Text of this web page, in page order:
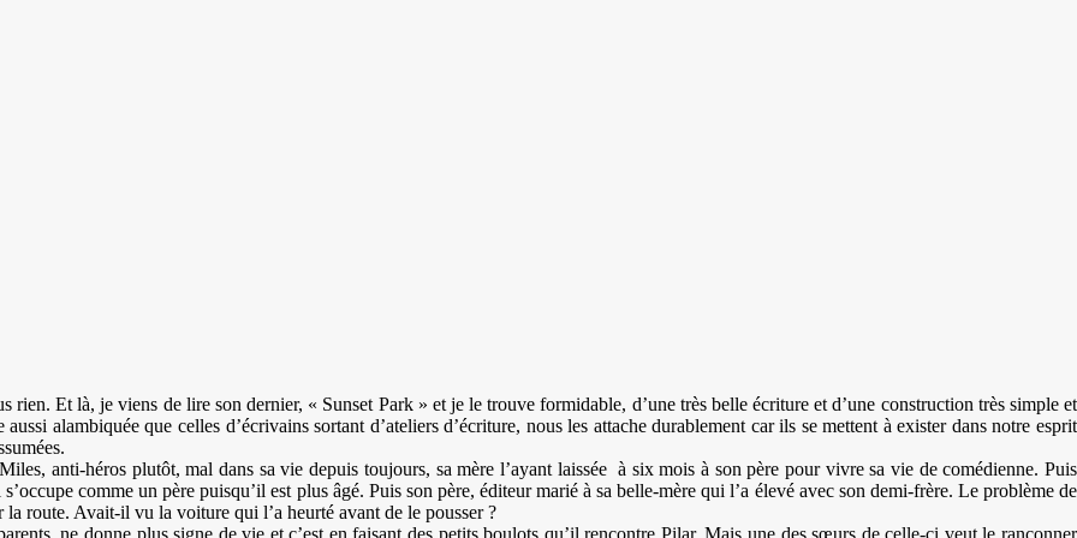
rien. Et là, je viens de lire son dernier, « Sunset Park » et je le trouve formidable, d’une très belle écriture et d’une construction très simple et
alambiquée que celles d’écrivains sortant d’ateliers d’écriture, nous les attache durablement car ils se mettent à exister dans notre esprit
anti-héros plutôt, mal dans sa vie depuis toujours, sa mère l’ayant laissée à six mois à son père pour vivre sa vie de comédienne. Puis
comme un père puisqu’il est plus âgé. Puis son père, éditeur marié à sa belle-mère qui l’a élevé avec son demi-frère. Le problème de
la route. Avait-il vu la voiture qui l’a heurté avant de le pousser ?
ne donne plus signe de vie et c’est en faisant des petits boulots qu’il rencontre Pilar. Mais une des sœurs de celle-ci veut le rançonner